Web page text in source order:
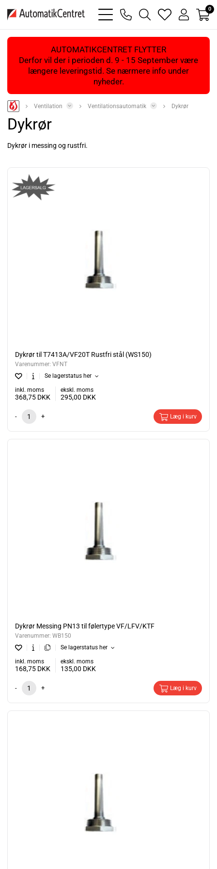
bars
light
phone
magnifying
glass
heart
light
user
light
0
AUTOMATIKCENTRET FLYTTER
Derfor vil der i perioden d. 9 - 15 September være
længere leveringstid. Se nærmere info under
nyheder.
Ventilation Ventilationsautomatik Dykrør
Dykrør
Dykrør i messing og rustfri.
Læs mere
Dykrør til T7413A/VF20T Rustfri stål (WS150)
Varenummer: VFNT
Se lagerstatus her
inkl. moms
368,75 DKK
ekskl. moms
295,00 DKK
- + Læg i kurv
Dykrør Messing PN13 til følertype VF/LFV/KTF
Varenummer: WB150
Se lagerstatus her
inkl. moms
168,75 DKK
ekskl. moms
135,00 DKK
- + Læg i kurv